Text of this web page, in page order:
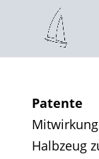
Patente
Halbzeug